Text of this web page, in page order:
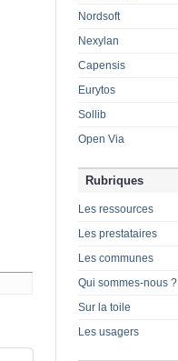
Nordsoft
Nexylan
Capensis
Eurytos
Sollib
Open Via
Rubriques
Les ressources
Les prestataires
Les communes
Qui sommes-nous ?
Sur la toile
Les usagers